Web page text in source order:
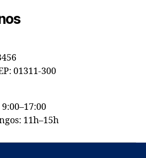
01311-300
11h–15h